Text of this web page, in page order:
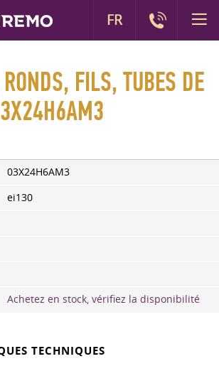
FILS, TUBES DE
03X24H6AM3
ei130
Achetez en stock, vérifiez la disponibilité
TECHNIQUES
FR